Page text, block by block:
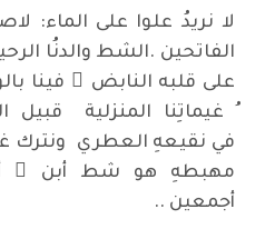
لا نريدُ علوا على الماء:
الفاتحين .الشط والدنُا
على قلبه النابض ُ فينا
غيماتِنا المنزلية قبيل
في نقيعهِ العطري ونترك
مهبطهِ هو شط أبن
أجمعين ..